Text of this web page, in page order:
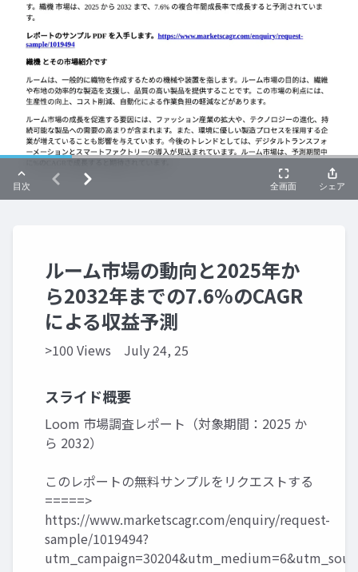
ルーム市場の動向と2025年か
ら2032年までの7.6%のCAGR
による収益予測
>100 Views July 24, 25
スライド概要
Loom 市場調査レポート（対象期間：2025 か
ら 2032）
このレポートの無料サンプルをリクエストする
=====>
https://www.marketscagr.com/enquiry/request-
sample/1019494?